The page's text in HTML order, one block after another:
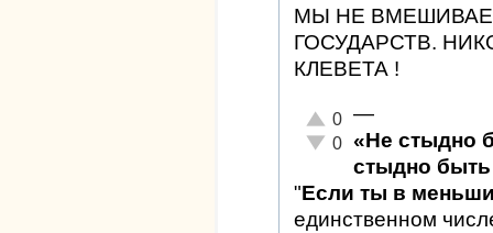
МЫ НЕ
ГОСУДАРСТВ.
КЛЕВЕТА !
Отлично!
0
Неадекватно!
0
—
«Не стыдно
стыдно быть
"Если ты в
единственном